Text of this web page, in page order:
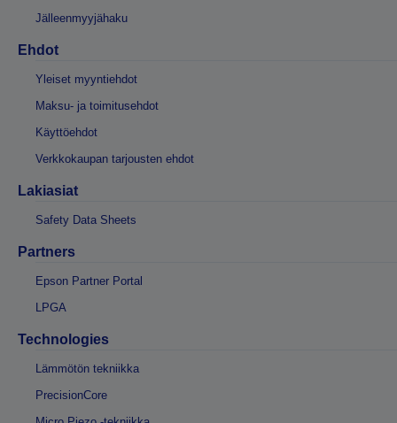
Jälleenmyyjähaku
Ehdot
Yleiset myyntiehdot
Maksu- ja toimitusehdot
Käyttöehdot
Verkkokaupan tarjousten ehdot
Lakiasiat
Safety Data Sheets
Partners
Epson Partner Portal
LPGA
Technologies
Lämmötön tekniikka
PrecisionCore